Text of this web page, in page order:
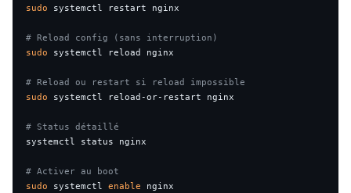
sudo systemctl restart nginx
# Reload config (sans interruption)
sudo systemctl reload nginx
# Reload ou restart si reload impossible
sudo systemctl reload-or-restart nginx
# Status détaillé
systemctl status nginx
# Activer au boot
sudo systemctl enable nginx